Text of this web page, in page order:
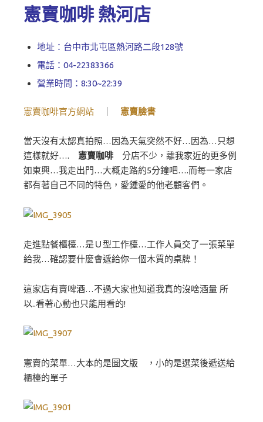
憲賣咖啡 熱河店
地址：台中市北屯區熱河路二段128號
電話：04-22383366
營業時間：8:30~22:39
憲賣咖啡官方網站 憲賣臉書
當天沒有太認真拍照…因為天氣突然不好…因為…只想
這樣就好…. 憲賣咖啡 分店不少，離我家近的更多例
如東興…我走出門…大概走路約5分鐘吧….而每一家店
都有著自己不同的特色，愛鍾愛的他老顧客們。
走進點餐櫃檯…是Ｕ型工作檯…工作人員交了一張菜單
給我…確認要什麼會遞給你一個木質的桌牌！
這家店有賣啤酒…不過大家也知道我真的沒啥酒量 所
以..看著心動也只能用看的!
憲賣的菜單…大本的是圖文版 ，小的是選菜後遞送給
櫃檯的單子